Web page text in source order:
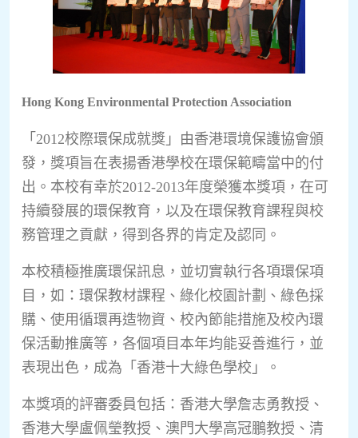
Hong Kong Environmental Protection Association
「2012校際環保成就獎」由香港環境保護協會頒
發，獎項旨在表揚香港學校在環保範疇當中的付
出。本校有幸於2012-2013年度榮獲本獎項，在可
持續發展的環保教育，以及在環保教育課程與校
務管理之貢獻，得到各界的肯定及認同。
本校積極推廣環保訊息，並切實執行各項環保項
目，如：環保教材課程、綠化校園計劃、綠色採
購、使用循環再造物資、校內節能措施及校內環
保活動推廣等，各個項目本年均能妥善進行，並
表現出色，成為「香港十大綠色學校」。
本獎項的評審委員包括：香港大學詹志勇教授、
香港大學盧佩瑩教授、澳門大學高冠鵬教授、清